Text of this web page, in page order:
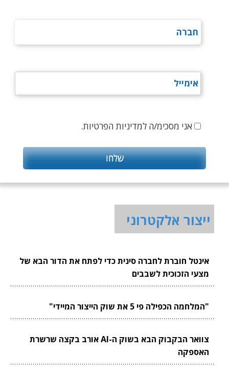
אני מסכימ/ה למדיניות הפרטיות.
ייצור אלקטרוני
אינטל חוברת לחברה סינית כדי לפתח את הדור הבא של
מצעי הזכוכית לשבבים
"המלחמה הכפילה פי 5 את שוק הייצור המיידי"
צוואר הבקבוק הבא בשוק ה-AI אורב בקצה שרשרת
האספקה